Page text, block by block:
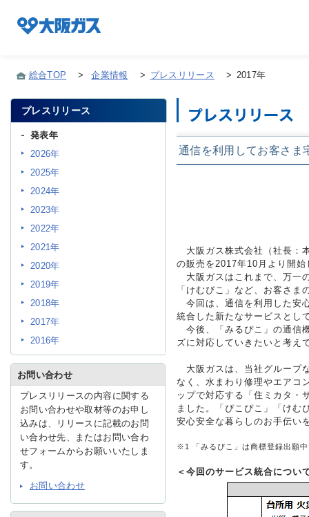
企業情報TOP
企業/グループについて
社会貢献
サステナビリティ
IR情報
採用情報
プレスリリース
総合TOP > 企業情報 > プレスリリース > 2017年
通信を利用してお客さま
大阪ガス株式会社（社長：
の販売を2017年10月より開始
大阪ガスはこれまで、万一
「けむぴこ」など、お客さ
今回は、通信を利用した安
統合した新たなサービスとし
今後、「みるぴこ」の通信
ズに対応していきたいと考え
大阪ガスは、当社グループ
なく、水まわり修理やエアコ
ップで対応する「住ミカタ・
ました。「ぴこぴこ」「けむ
安心安全な暮らしのお手伝い
※1 「みるぴこ」は商標登録出願
＜今回のサービス統合につい
プレスリリース
発表年
2026年
2025年
2024年
2023年
2022年
2021年
2020年
2019年
2018年
2017年
2016年
お問い合わせ
プレスリリースの内容に関する
お問い合わせや取材等のお申し
込みは、リリースに記載のお問
い合わせ先、またはお問い合わ
せフォームからお願いいたしま
す。
お問い合わせ